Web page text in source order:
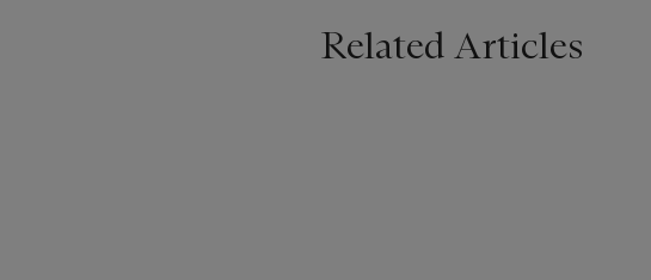
Related Articles